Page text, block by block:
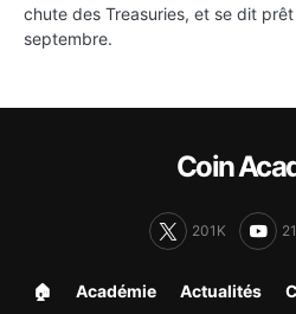
chute des Treasuries, et se dit
septembre.
Coin
201K
🏠︎ Académie Actualités